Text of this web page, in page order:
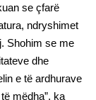
se çfarë
ndryshimet
Shohim se me
dhe
e të ardhurave
mëdha”, ka